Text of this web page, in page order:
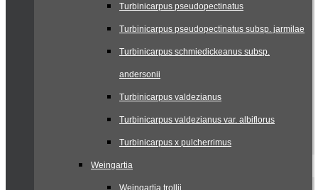
Turbinicarpus pseudopectinatus
Turbinicarpus pseudopectinatus subsp. jarmilae
Turbinicarpus schmiedickeanus subsp.
andersonii
Turbinicarpus valdezianus
Turbinicarpus valdezianus var. albiflorus
Turbinicarpus x pulcherrimus
Weingartia
Weingartia trollii